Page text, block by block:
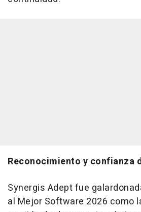
Reconocimiento y confianza
Synergis Adept fue
al Mejor Software 2026 como